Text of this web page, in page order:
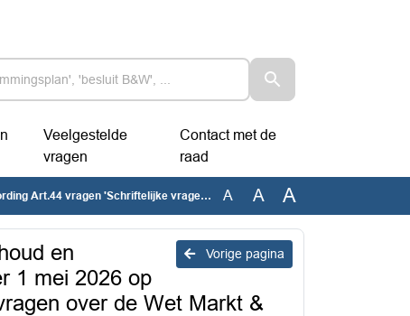
Veelgestelde
vragen
Contact met de
raad
‘Behoud en continuïteit Stichting EcoVrede’ - waarom dreigt het college EcoVrede per 1 mei 2026 op straat te zetten ondanks raadsbesluiten, toezeggingen en onze recente vragen over de Wet Markt & Overheid?', d.d. 03-06-2026 A A A
Vorige pagina
en
1 mei 2026 op
over de Wet Markt &